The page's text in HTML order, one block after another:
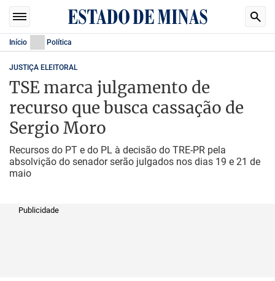
Início Política
JUSTIÇA ELEITORAL
TSE marca julgamento de
recurso que busca cassação de
Sergio Moro
Recursos do PT e do PL à decisão do TRE-PR pela
absolvição do senador serão julgados nos dias 19 e 21 de
maio
Publicidade